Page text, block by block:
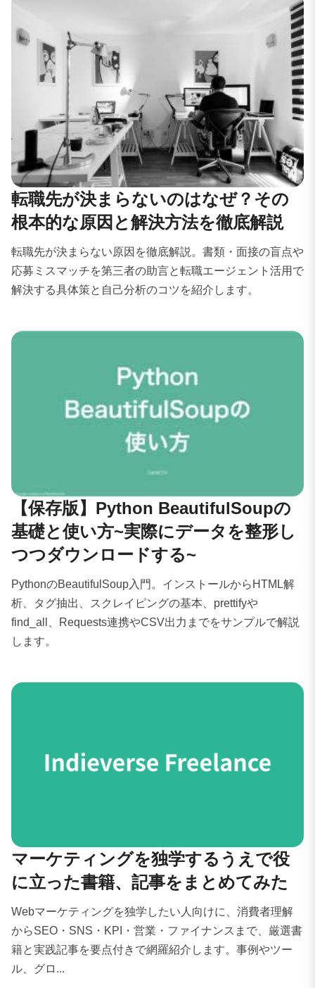
転職先が決まらないのはなぜ？その
根本的な原因と解決方法を徹底解説
転職先が決まらない原因を徹底解説。書類・面接の盲点や
応募ミスマッチを第三者の助言と転職エージェント活用で
解決する具体策と自己分析のコツを紹介します。
【保存版】Python BeautifulSoupの
基礎と使い方~実際にデータを整形し
つつダウンロードする~
PythonのBeautifulSoup入門。インストールからHTML解
析、タグ抽出、スクレイピングの基本、prettifyや
find_all、Requests連携やCSV出力までをサンプルで解説
します。
マーケティングを独学するうえで役
に立った書籍、記事をまとめてみた
Webマーケティングを独学したい人向けに、消費者理解
からSEO・SNS・KPI・営業・ファイナンスまで、厳選書
籍と実践記事を要点付きで網羅紹介します。事例やツー
ル、グロ...